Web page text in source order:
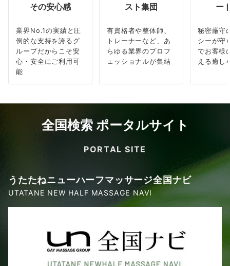
その安心感
業界No.1の実績と圧
倒的な支持を誇るグ
ループだからこそ安
心・安全にご利用可
能
スト集団
有資格者や整体師、
トレーナーなど、あ
らゆる業界のプロフ
ェッショナルが集結
ー
秘密厳守
シーが守
でお客様
える癒し
全国検索 ポータルサイト
PORTAL SITE
うたたねニューハーフマッサージ全国ナビ
UTATANE NEW HALF MASSAGE NAVI